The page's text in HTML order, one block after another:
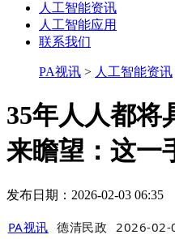
人工智能资讯
人工智能应用
联系我们
PA视讯 > 人工智能资讯
35年人人都将
来瞻望：这一
发布日期：2026-02-03 06:35
PA视讯 德清民政 2026-02-